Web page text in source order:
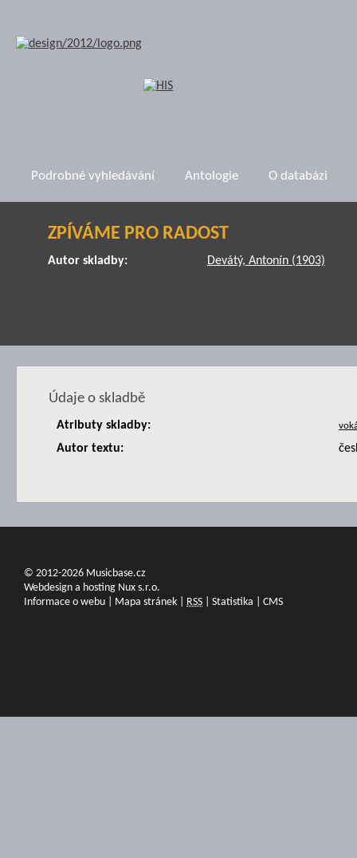
Podrobné vyhledávání Antologie O databázi
ZPÍVÁME PRO RADOST
Autor skladby: Devátý, Antonín (1903)
Údaje o skladbě
Atributy skladby:
Autor textu:
© 2012-2026 Musicbase.cz
Webdesign a hosting Nux s.r.o.
Informace o webu
Mapa stránek RSS Statistika CMS